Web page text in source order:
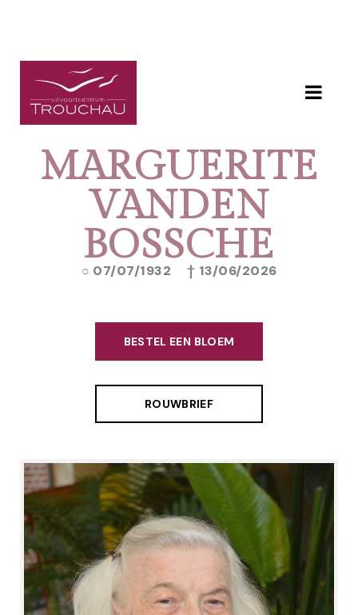
MARGUERITE
VANDEN
BOSSCHE
07/07/1932 13/06/2026
BESTEL EEN BLOEM
ROUWBRIEF